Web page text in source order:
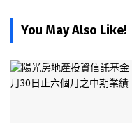
You May Also Like!